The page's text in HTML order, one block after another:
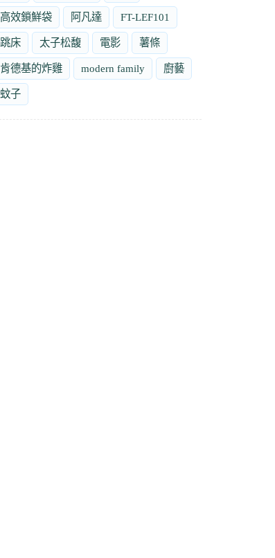
高效鎖鮮袋 阿凡達 FT-LEF101
跳床 太子松馥 電影 薯條
肯德基的炸雞 modern family 廚藝
蚊子